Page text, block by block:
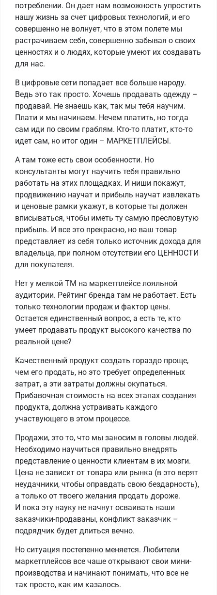
потреблении. Он дает нам возможность упростить
нашу жизнь за счет цифровых технологий, и его
совершенно не волнует, что в этом полете мы
растрачиваем себя, совершенно забывая о своих
ценностях и о людях, которые умеют их создавать
для нас.
В цифровые сети попадает все больше народу.
Ведь это так просто. Хочешь продавать одежду –
продавай. Не знаешь как, так мы тебя научим.
Плати и мы начинаем. Нечем платить, но тогда
сам иди по своим граблям. Кто-то платит, кто-то
идет сам, но итог один – МАРКЕТПЛЕЙСЫ.
А там тоже есть свои особенности. Но
консультанты могут научить тебя правильно
работать на этих площадках. И ниши покажут,
продвижению научат и прибыль научат извлекать
и ценовые рамки укажут, в которые ты должен
вписываться, чтобы иметь ту самую пресловутую
прибыль. И все это прекрасно, но ваш товар
представляет из себя только источник дохода для
владельца, при полном отсутствии его ЦЕННОСТИ
для покупателя.
Нет у мелкой ТМ на маркетплейсе лояльной
аудитории. Рейтинг бренда там не работает. Есть
только технологии продаж и фактор цены.
Остается единственный вопрос, а есть те, кто
умеет продавать продукт высокого качества по
реальной цене?
Качественный продукт создать гораздо проще,
чем его продать, но это требует определенных
затрат, а эти затраты должны окупаться.
Прибавочная стоимость на всех этапах создания
продукта, должна устраивать каждого
участвующего в этом процессе.
Продажи, это то, что мы заносим в головы людей.
Необходимо научиться правильно внедрять
представление о ценности клиентам в их мозги.
Цена не зависит от товара или рынка (в это верят
неудачники, чтобы оправдать свою бездарность),
а только от твоего желания продать дороже.
И пока эту науку не начнут осваивать наши
заказчики-продаваны, конфликт заказчик –
подрядчик будет длиться вечно.
Но ситуация постепенно меняется. Любители
маркетплейсов все чаше открывают свои мини-
производства и начинают понимать, что все не
так просто, как им казалось.